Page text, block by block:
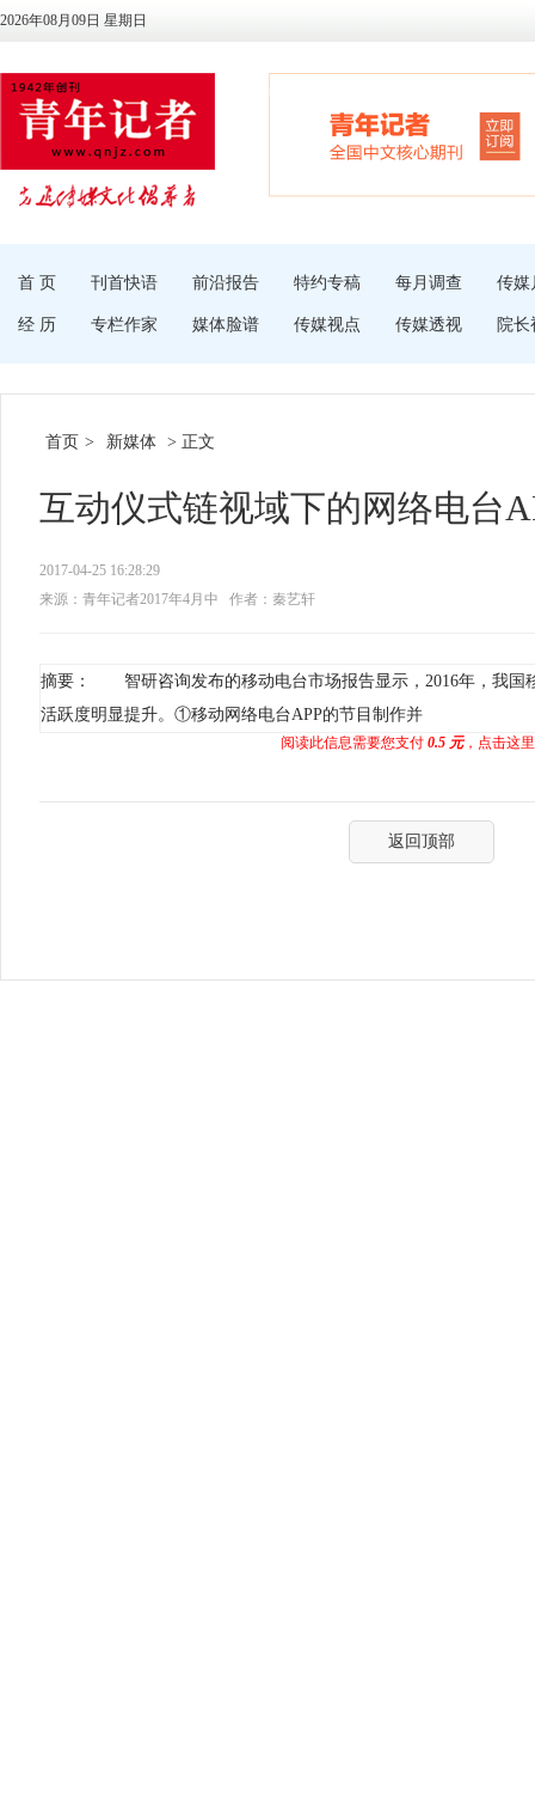
2026年08月09日 星期日
首 页 刊首快语 前沿报告 特约专稿 每月调查 传媒
经 历 专栏作家 媒体脸谱 传媒视点 传媒透视 院长
首页 > 新媒体 > 正文
互动仪式链视域下的网络电台
2017-04-25 16:28:29
来源：青年记者2017年4月中
作者：秦艺轩
摘要： 智研咨询发布的移动电台市场报告显示，2016年，我国
活跃度明显提升。①移动网络电台APP的节目制作并
阅读此信息需要您支付 0.5 元，点击这
返回顶部